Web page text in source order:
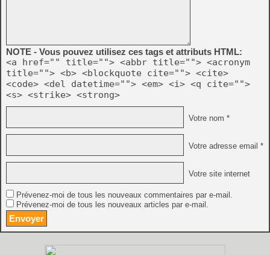
NOTE - Vous pouvez utilisez ces tags et attributs HTML:
<a href="" title=""> <abbr title=""> <acronym
title=""> <b> <blockquote cite=""> <cite>
<code> <del datetime=""> <em> <i> <q cite="">
<s> <strike> <strong>
Votre nom *
Votre adresse email *
Votre site internet
Prévenez-moi de tous les nouveaux commentaires par e-mail.
Prévenez-moi de tous les nouveaux articles par e-mail.